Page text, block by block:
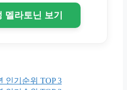
멜라토닌 보기
인기순위 TOP 3